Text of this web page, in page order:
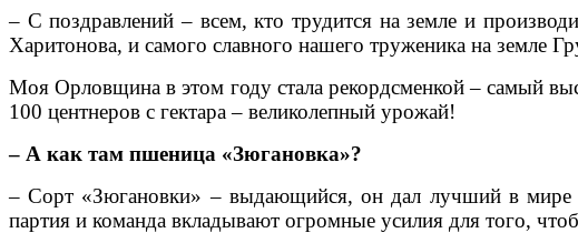
– С поздравлений – всем, кто трудится на земле и
Харитонова, и самого славного нашего труженика на земле
Моя Орловщина в этом году стала рекордсменкой – самый
100 центнеров с гектара – великолепный урожай!
– А как там пшеница «Зюгановка»?
– Сорт «Зюгановки» – выдающийся, он дал лучший в
партия и команда вкладывают огромные усилия для того,